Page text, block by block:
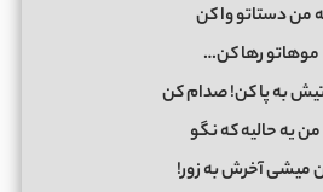
من دستاتو وا کن
موهاتو رها کن…
به پا کن! صدام کن
یه حالیه که نگو
میشی آخرش به زور!